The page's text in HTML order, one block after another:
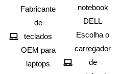
Fabricante
de
teclados
OEM para
laptops
notebook
DELL
Escolha o
carregador
de